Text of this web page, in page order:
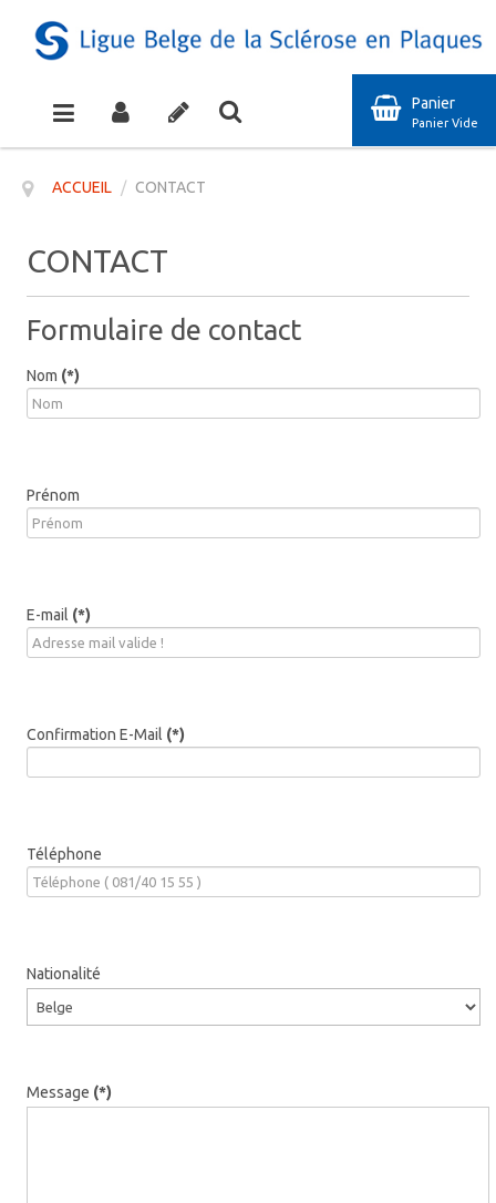
Panier
Panier Vide
ACCUEIL / CONTACT
CONTACT
Formulaire de contact
Nom (*)
Prénom
E-mail (*)
Confirmation E-Mail (*)
Téléphone
Nationalité
Message (*)